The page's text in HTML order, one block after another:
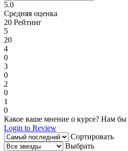
5.0
Средняя оценка
20 Рейтинг
5
20
4
0
3
0
2
0
1
0
Какое ваше мнение о курсе? Нам бы
Login to Review
Сортировать
Выбрать